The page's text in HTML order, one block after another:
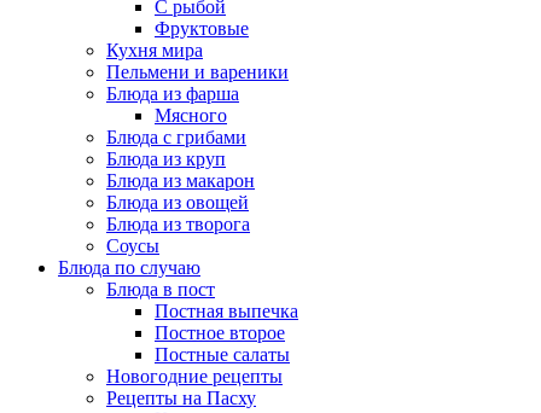
С рыбой
Фруктовые
Кухня мира
Пельмени и вареники
Блюда из фарша
Мясного
Блюда с грибами
Блюда из круп
Блюда из макарон
Блюда из овощей
Блюда из творога
Соусы
Блюда по случаю
Блюда в пост
Постная выпечка
Постное второе
Постные салаты
Новогодние рецепты
Рецепты на Пасху